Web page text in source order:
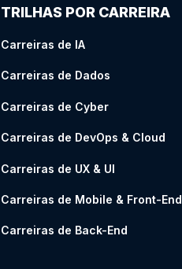
TRILHAS POR CARREIRA
Carreiras de IA
Carreiras de Dados
Carreiras de Cyber
Carreiras de DevOps & Cloud
Carreiras de UX & UI
Carreiras de Mobile & Front-End
Carreiras de Back-End